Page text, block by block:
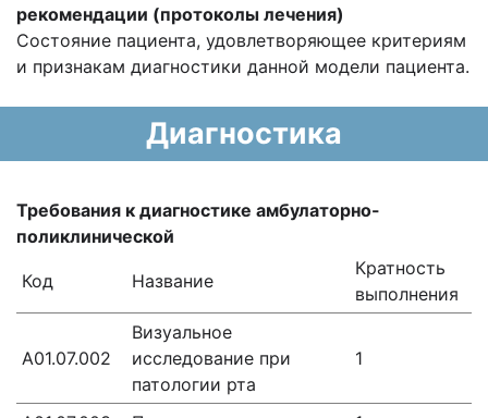
рекомендации (протоколы лечения)
Состояние пациента, удовлетворяющее кри­териям
и признакам диагностики данной модели пациента.
Диагностика
Требования к диагностике амбулаторно-
поликлинической
Код Название
Кратность
выполнения
А01.07.002
Визуальное
исследование при
патологии рта
1